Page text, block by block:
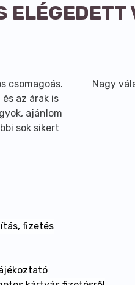
csomagoás.
az árak is
ajánlom
sok sikert
Nagy
fizetés